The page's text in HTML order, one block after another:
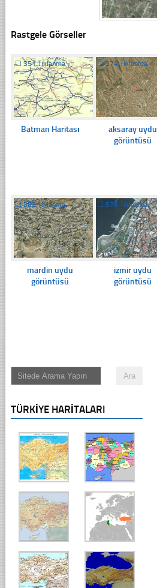
Rastgele Görseller
☐ 351 Tıklanma
Batman Haritası
☐274 Tıklanma
aksaray uydu
görüntüsü
☐353 Tıklanma
mardin uydu
görüntüsü
☐ 578 Tıklanma
izmir uydu
görüntüsü
TÜRKIYE HARITALARI